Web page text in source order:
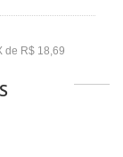
de R$ 18,69